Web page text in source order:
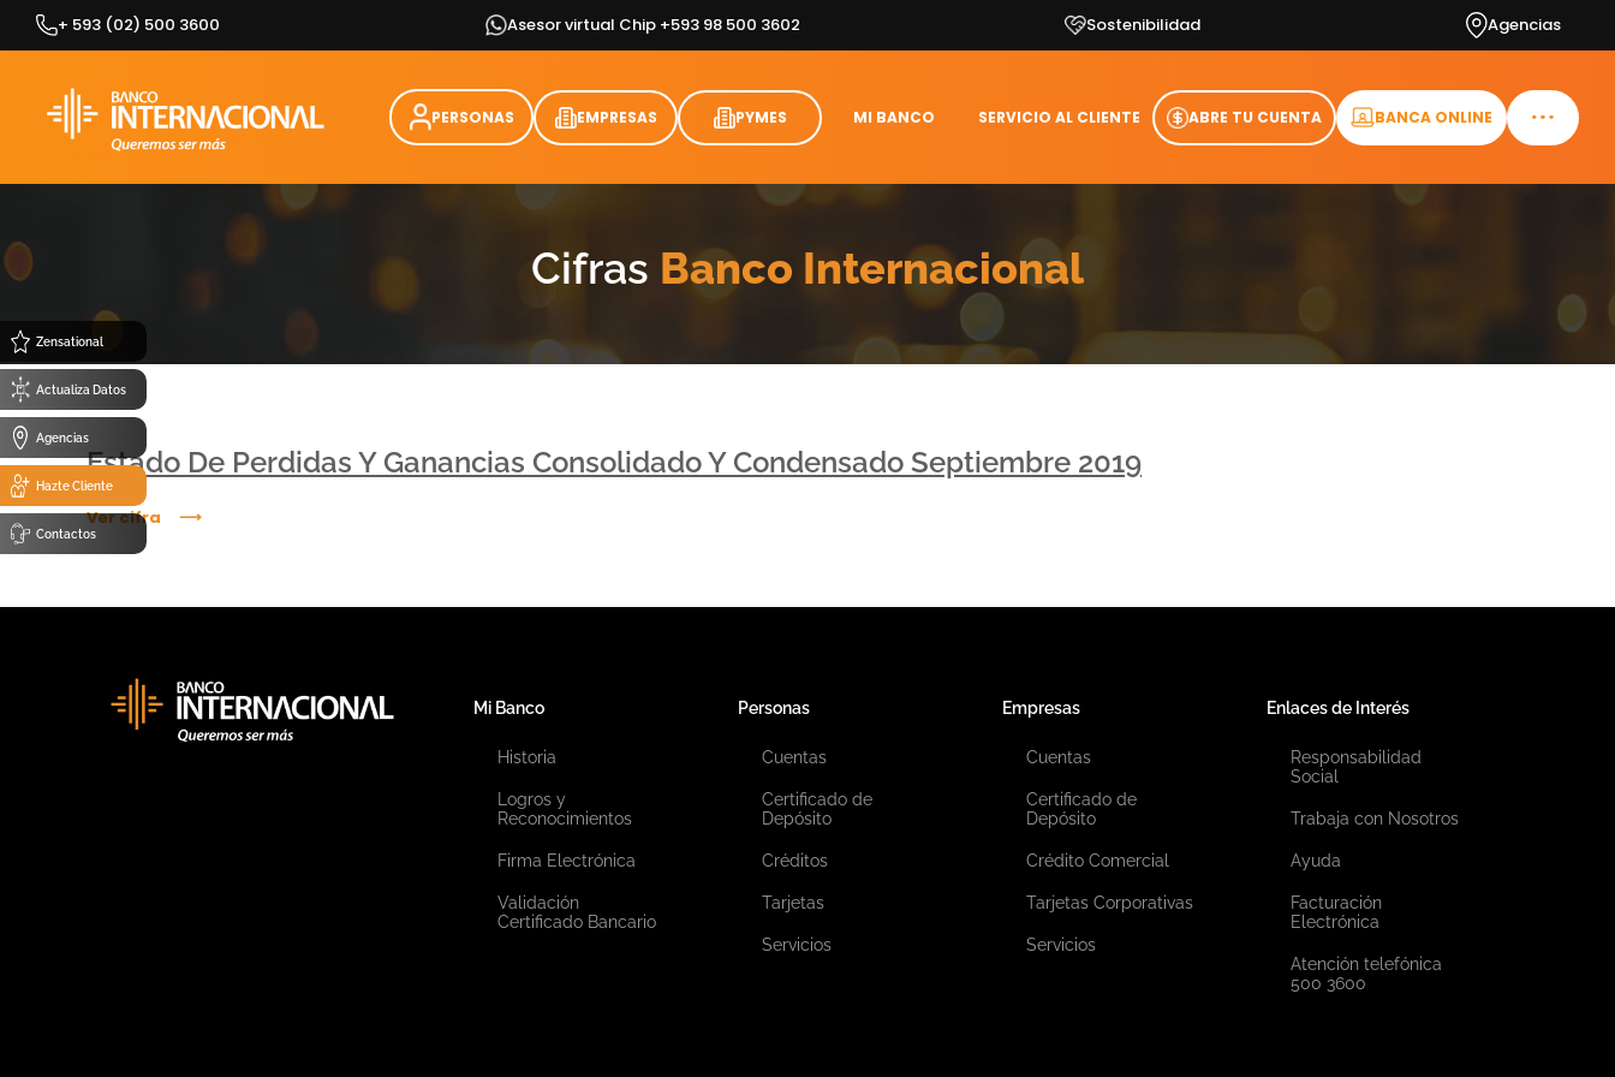
Zensational
Actualiza Datos
Agencias
Hazte Cliente
Contactos
Skip
+ 593 (02) 500 3600 Asesor virtual Chip +593 98 500 3602 Sostenibilidad Agencias
PERSONAS EMPRESAS PYMES MI BANCO SERVICIO AL CLIENTE ABRE TU CUENTA BANCA ONLINE
Cifras Banco Internacional
Estado De Perdidas Y Ganancias Consolidado Y Condensado Septiembre 2019
Ver cifra
Mi Banco
Historia
Logros y
Reconocimientos
Firma Electrónica
Validación
Certificado Bancario
Personas
Cuentas
Certificado de
Depósito
Créditos
Tarjetas
Servicios
Empresas
Cuentas
Certificado de
Depósito
Crédito Comercial
Tarjetas Corporativas
Servicios
Enlaces de Interés
Responsabilidad
Social
Trabaja con Nosotros
Ayuda
Facturación
Electrónica
Atención telefónica
500 3600